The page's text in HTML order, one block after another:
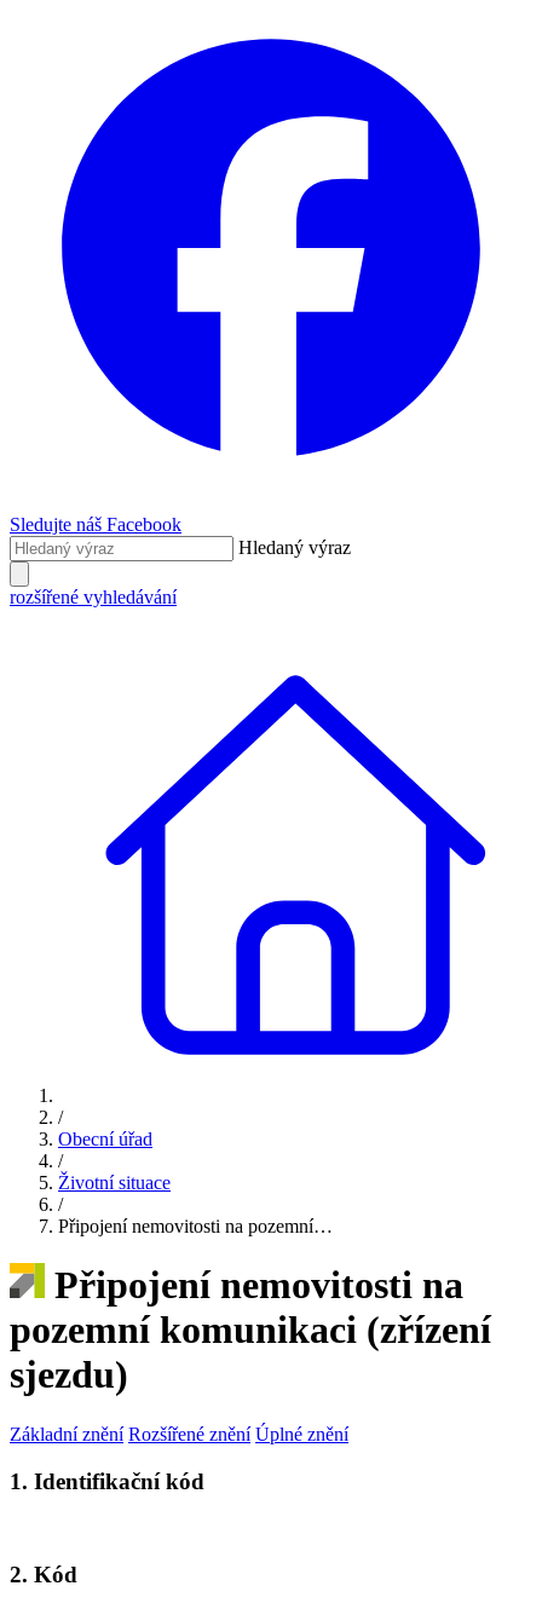
Sledujte náš Facebook
Hledaný výraz
rozšířené vyhledávání
/
Obecní úřad
/
Životní situace
/
Připojení nemovitosti na pozemní…
Připojení nemovitosti na
pozemní komunikaci (zřízení
sjezdu)
Základní znění Rozšířené znění Úplné znění
1. Identifikační kód
2. Kód